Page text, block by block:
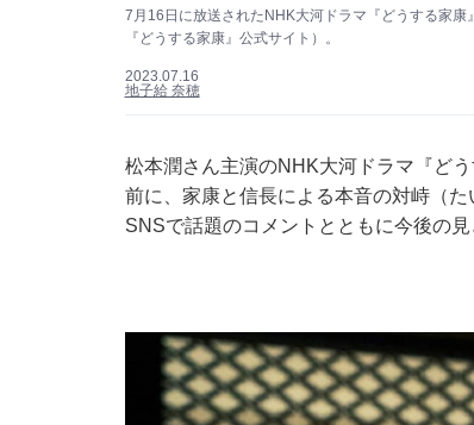
7月16日に放送されたNHK大河ドラマ『どうする家
『どうする家康』公式サイト）。
2023.07.16
地子給 奈穂
松本潤さん主演のNHK大河ドラマ『ど
前に、家康と信長による本音の対峙（
SNSで話題のコメントとともに今後の見